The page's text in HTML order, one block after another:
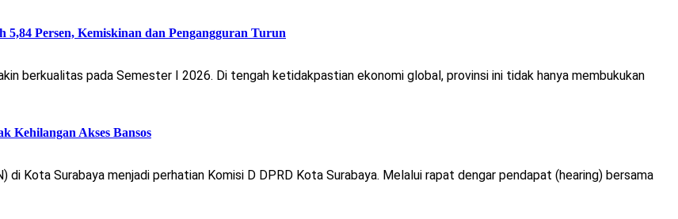
Persen, Kemiskinan dan Pengangguran Turun
berkualitas pada Semester I 2026. Di tengah ketidakpastian ekonomi global, provinsi ini tidak hanya membukukan
Kehilangan Akses Bansos
di Kota Surabaya menjadi perhatian Komisi D DPRD Kota Surabaya. Melalui rapat dengar pendapat (hearing) bersama